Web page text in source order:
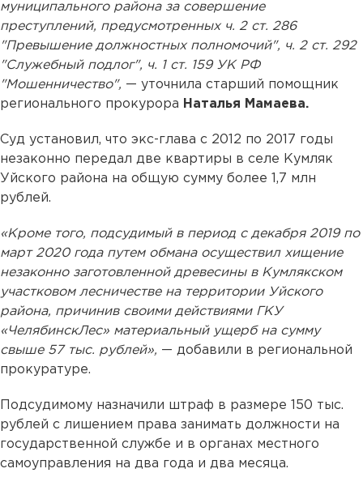
муниципального района за совершение
преступлений, предусмотренных ч. 2 ст. 286
"Превышение должностных полномочий", ч. 2 ст. 292
"Служебный подлог", ч. 1 ст. 159 УК РФ
"Мошенничество", — уточнила старший помощник
регионального прокурора Наталья Мамаева.
Суд установил, что экс-глава с 2012 по 2017 годы
незаконно передал две квартиры в селе Кумляк
Уйского района на общую сумму более 1,7 млн
рублей.
«Кроме того, подсудимый в период с декабря 2019 по
март 2020 года путем обмана осуществил хищение
незаконно заготовленной древесины в Кумлякском
участковом лесничестве на территории Уйского
района, причинив своими действиями ГКУ
«ЧелябинскЛес» материальный ущерб на сумму
свыше 57 тыс. рублей», — добавили в региональной
прокуратуре.
Подсудимому назначили штраф в размере 150 тыс.
рублей с лишением права занимать должности на
государственной службе и в органах местного
самоуправления на два года и два месяца.